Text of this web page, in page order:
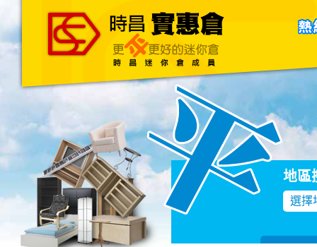
主頁 關於我們 聯絡我們
地區
選擇